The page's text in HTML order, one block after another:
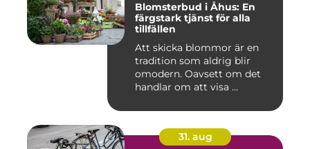
Blomsterbud i Åhus: En
färgstark tjänst för alla
tillfällen
Att skicka blommor är en
tradition som aldrig blir
omodern. Oavsett om det
handlar om att visa ...
31. aug